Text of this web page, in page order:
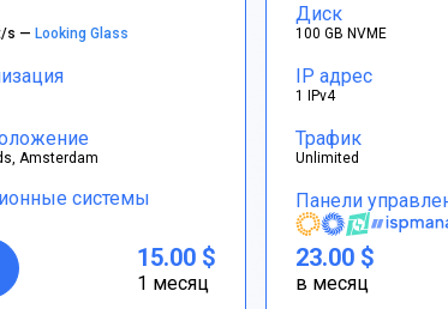
s — Looking Glass
Amsterdam
системы
15.00 $
1 месяц
Диск
100 GB NVME
IP адрес
1 IPv4
Трафик
Unlimited
Панели
23.00 $
в месяц